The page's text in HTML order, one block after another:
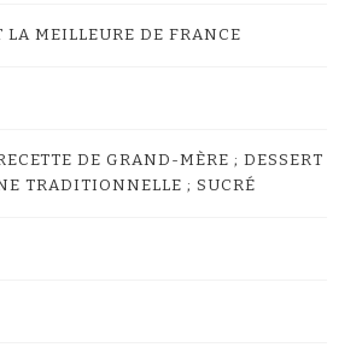
LA MEILLEURE DE FRANCE
DE GRAND-MÈRE ; DESSERT
TRADITIONNELLE ; SUCRÉ